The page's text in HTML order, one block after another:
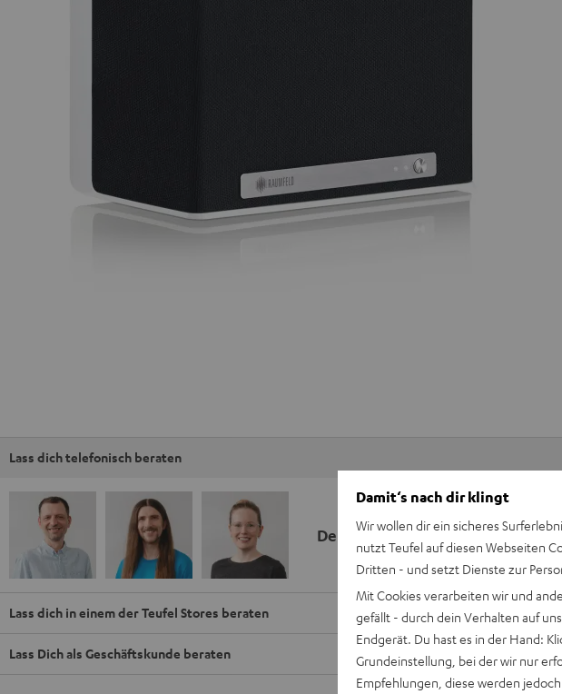
Lass dich telefonisch beraten
Deine Kaufberatung
Lass dich in einem der Teufel Stores beraten
Lass Dich als Geschäftskunde beraten
Damit‘s nach dir klingt
Wir wollen dir ein sicheres
nutzt Teufel auf diesen Webseiten
Dritten - und setzt Dienste zur
Mit Cookies verarbeiten wir und
gefällt - durch dein Verhalten auf
Endgerät. Du hast es in der Hand:
Grundeinstellung, bei der wir nur
Empfehlungen, diese werden